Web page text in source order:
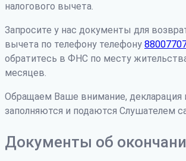
налогового вычета.
Запросите у нас документы для
вычета по телефону телефону
обратитесь в ФНС по месту
месяцев.
Обращаем Ваше внимание, декларация
заполняются и подаются Слушателем
Документы об